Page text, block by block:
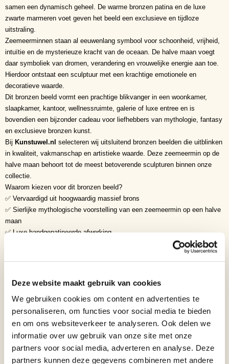
Deze website maakt gebruik van cookies
We gebruiken cookies om content en advertenties te
personaliseren, om functies voor social media te bieden
en om ons websiteverkeer te analyseren. Ook delen we
informatie over uw gebruik van onze site met onze
partners voor social media, adverteren en analyse. Deze
partners kunnen deze gegevens combineren met andere
samen een dynamisch geheel. De warme bronzen patina en de luxe
zwarte marmeren voet geven het beeld een exclusieve en tijdloze
uitstraling.
Zeemeerminnen staan al eeuwenlang symbool voor schoonheid, vrijheid,
intuïtie en de mysterieuze kracht van de oceaan. De halve maan voegt
daar symboliek van dromen, verandering en vrouwelijke energie aan toe.
Hierdoor ontstaat een sculptuur met een krachtige emotionele en
decoratieve waarde.
Dit bronzen beeld vormt een prachtige blikvanger in een woonkamer,
slaapkamer, kantoor, wellnessruimte, galerie of luxe entree en is
bovendien een bijzonder cadeau voor liefhebbers van mythologie, fantasy
en exclusieve bronzen kunst.
Bij Kunstuwel.nl selecteren wij uitsluitend bronzen beelden die uitblinken
in kwaliteit, vakmanschap en artistieke waarde. Deze zeemeermin op de
halve maan behoort tot de meest betoverende sculpturen binnen onze
collectie.
Waarom kiezen voor dit bronzen beeld?
✅ Vervaardigd uit hoogwaardig massief brons
✅ Sierlijke mythologische voorstelling van een zeemeermin op een halve
maan
✅ Luxe handgepatineerde afwerking
Symboliek
• Mystiek
• Vrijheid
• Dromen
• Intuïtie
• Vrouwelijke kracht